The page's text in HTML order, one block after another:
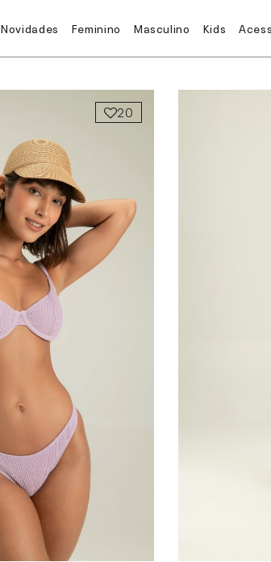
Novidades Feminino Masculino Kids
20